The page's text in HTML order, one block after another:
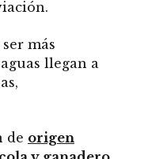
más
llegan a
de origen